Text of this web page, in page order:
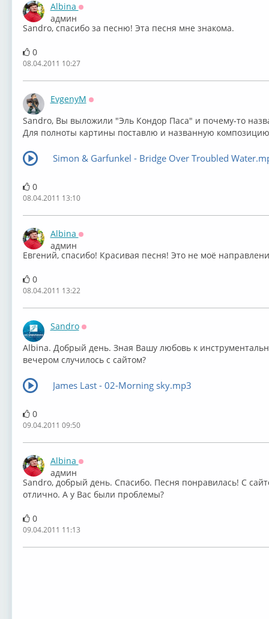
Albina
Оффлайн
админ
Sandro, спасибо за песню! Эта песня мне знакома.
0
08.04.2011 10:27
EvgenyM
Sandro, Вы выложили "Эль Кондор Паса" и почему-то
Для полноты картины поставлю и названную
Simon & Garfunkel - Bridge Over Troubled
0
08.04.2011 13:10
Albina
Оффлайн
админ
Евгений, спасибо! Красивая песня! Это не моё
0
08.04.2011 13:22
Sandro
Albina. Добрый день. Зная Вашу любовь к
вечером случилось с сайтом?
James Last - 02-Morning sky.mp3
0
09.04.2011 09:50
Albina
Оффлайн
админ
Sandro, добрый день. Спасибо. Песня понравилась! С
отлично. А у Вас были проблемы?
0
09.04.2011 11:13